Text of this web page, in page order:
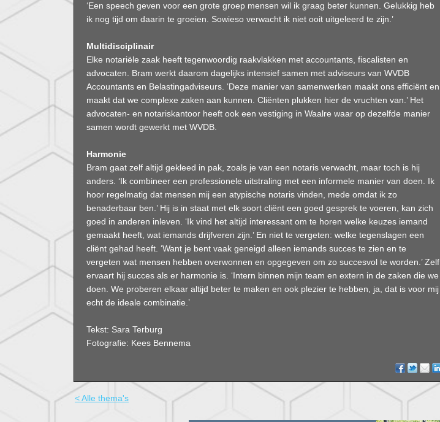
‘Een speech geven voor een grote groep mensen wil ik graag beter kunnen. Gelukkig heb
ik nog tijd om daarin te groeien. Sowieso verwacht ik niet ooit uitgeleerd te zijn.’
Multidisciplinair
Elke notariële zaak heeft tegenwoordig raakvlakken met accountants, fiscalisten en
advocaten. Bram werkt daarom dagelijks intensief samen met adviseurs van WVDB
Accountants en Belastingadviseurs. ‘Deze manier van samenwerken maakt ons efficiënt en
maakt dat we complexe zaken aan kunnen. Cliënten plukken hier de vruchten van.’ Het
advocaten- en notariskantoor heeft ook een vestiging in Waalre waar op dezelfde manier
samen wordt gewerkt met WVDB.
Harmonie
Bram gaat zelf altijd gekleed in pak, zoals je van een notaris verwacht, maar toch is hij
anders. ‘Ik combineer een professionele uitstraling met een informele manier van doen. Ik
hoor regelmatig dat mensen mij een atypische notaris vinden, mede omdat ik zo
benaderbaar ben.’ Hij is in staat met elk soort cliënt een goed gesprek te voeren, kan zich
goed in anderen inleven. ‘Ik vind het altijd interessant om te horen welke keuzes iemand
gemaakt heeft, wat iemands drijfveren zijn.’ En niet te vergeten: welke tegenslagen een
cliënt gehad heeft. ‘Want je bent vaak geneigd alleen iemands succes te zien en te
vergeten wat mensen hebben overwonnen en opgegeven om zo succesvol te worden.’ Zelf
ervaart hij succes als er harmonie is. ‘Intern binnen mijn team en extern in de zaken die we
doen. We proberen elkaar altijd beter te maken en ook plezier te hebben, ja, dat is voor mij
echt de ideale combinatie.’
Tekst: Sara Terburg
Fotografie: Kees Bennema
< Alle thema's